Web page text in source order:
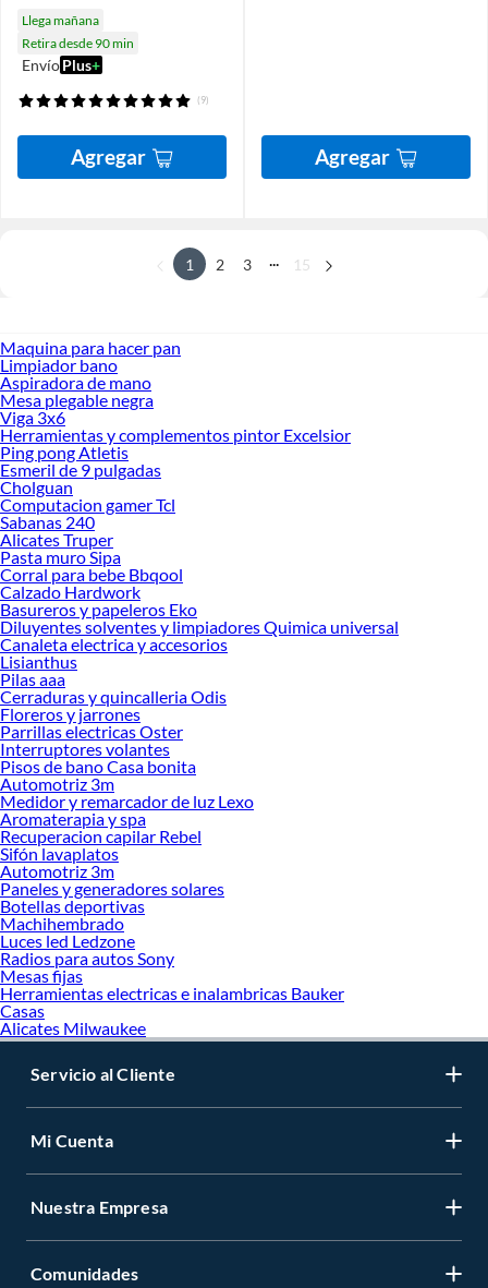
Llega mañana
Retira desde 90 min
EnvíoPlus+
(9)
Agregar Agregar
1 2 3 15
Maquina para hacer pan
Limpiador bano
Aspiradora de mano
Mesa plegable negra
Viga 3x6
Herramientas y complementos pintor Excelsior
Ping pong Atletis
Esmeril de 9 pulgadas
Cholguan
Computacion gamer Tcl
Sabanas 240
Alicates Truper
Pasta muro Sipa
Corral para bebe Bbqool
Calzado Hardwork
Basureros y papeleros Eko
Diluyentes solventes y limpiadores Quimica universal
Canaleta electrica y accesorios
Lisianthus
Pilas aaa
Cerraduras y quincalleria Odis
Floreros y jarrones
Parrillas electricas Oster
Interruptores volantes
Pisos de bano Casa bonita
Automotriz 3m
Medidor y remarcador de luz Lexo
Aromaterapia y spa
Recuperacion capilar Rebel
Sifón lavaplatos
Automotriz 3m
Paneles y generadores solares
Botellas deportivas
Machihembrado
Luces led Ledzone
Radios para autos Sony
Mesas fijas
Herramientas electricas e inalambricas Bauker
Casas
Alicates Milwaukee
Servicio al Cliente
Mi Cuenta
Nuestra Empresa
Comunidades